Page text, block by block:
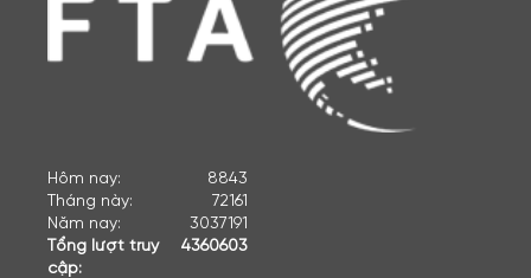
Hôm nay:
8843
Tháng này:
72161
Năm nay:
3037191
Tổng lượt truy
cập:
4360603